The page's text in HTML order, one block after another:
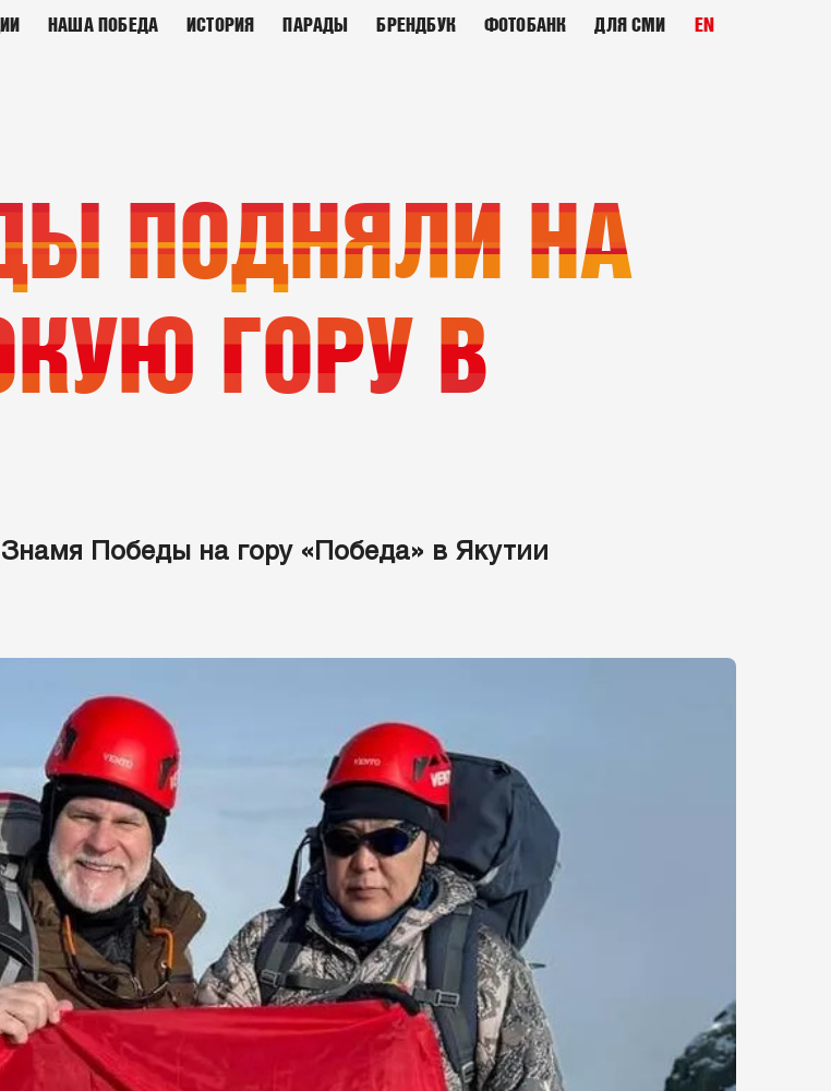
НАША ПОБЕДА ИСТОРИЯ ПАРАДЫ БРЕНДБУК ФОТОБАНК ДЛЯ СМИ EN
ПОДНЯЛИ НА
ГОРУ В
Победы на гору «Победа» в Якутии